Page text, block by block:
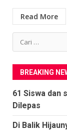
Read More
Cari
untuk:
BREAKING
61 Siswa dan
Dilepas
Di Balik